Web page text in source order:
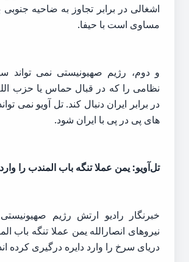
اشغالی در برابر تجاوز به ضاحیه
مساوی است با حیفا.
و دوم، رژیم صهیونیستی نمی تواند
نظامی را که در قبال حماس یا حزب
در برابر ایران دنبال کند. تل آویو نمی
های پی در پی با ایران شود.
تل‌آویو: یمن عملا تنگه باب المندب را
خبرنگار رادیو ارتش رژیم
نیروهای انصارالله یمن عملا تنگه باب
دریای سرخ را وارد دایره درگیری کرده